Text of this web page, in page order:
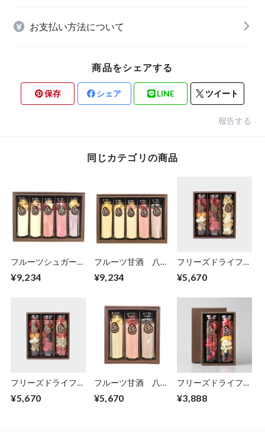
お支払い方法について
商品をシェアする
保存 シェア LINE ツイート
報告する
同じカテゴリの商品
フルーツシュガー
¥9,234
フルーツ甘酒 八角
¥9,234
フリーズドライフル
ット A
¥5,670
フリーズドライフル
ット B
¥5,670
フルーツ甘酒 八角
¥5,670
フリーズドライフル
ット
¥3,888